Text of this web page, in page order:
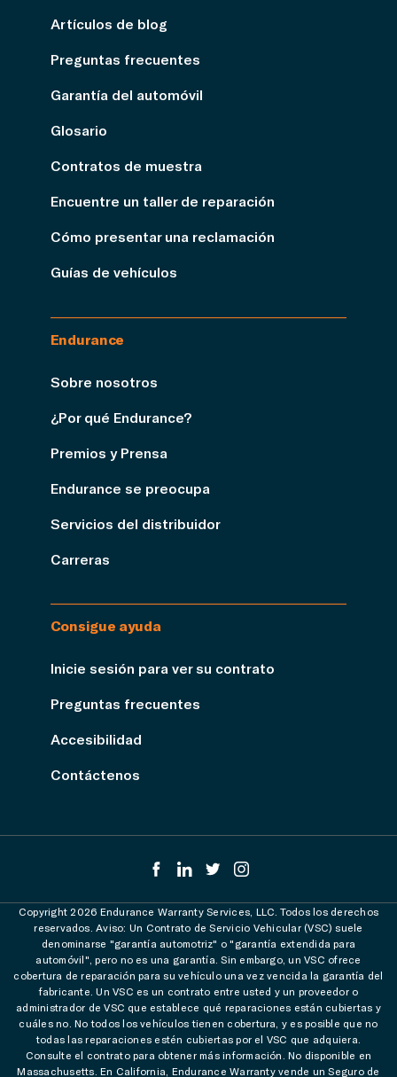
Artículos de blog
Preguntas frecuentes
Garantía del automóvil
Glosario
Contratos de muestra
Encuentre un taller de reparación
Cómo presentar una reclamación
Guías de vehículos
Endurance
Sobre nosotros
¿Por qué Endurance?
Premios y Prensa
Endurance se preocupa
Servicios del distribuidor
Carreras
Consigue ayuda
Inicie sesión para ver su contrato
Preguntas frecuentes
Accesibilidad
Contáctenos
Copyright 2026 Endurance Warranty Services, LLC. Todos los derechos
reservados. Aviso: Un Contrato de Servicio Vehicular (VSC) suele
denominarse "garantía automotriz" o "garantía extendida para
automóvil", pero no es una garantía. Sin embargo, un VSC ofrece
cobertura de reparación para su vehículo una vez vencida la garantía del
fabricante. Un VSC es un contrato entre usted y un proveedor o
administrador de VSC que establece qué reparaciones están cubiertas y
cuáles no. No todos los vehículos tienen cobertura, y es posible que no
todas las reparaciones estén cubiertas por el VSC que adquiera.
Consulte el contrato para obtener más información. No disponible en
Massachusetts. En California, Endurance Warranty vende un Seguro de